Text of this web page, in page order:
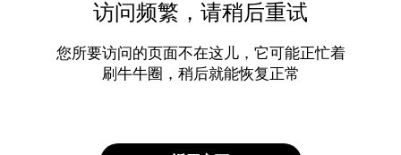
访问频繁，请稍后重试
您所要访问的页面不在这儿，它可能正忙着
刷牛牛圈，稍后就能恢复正常